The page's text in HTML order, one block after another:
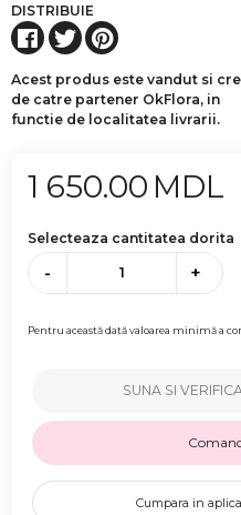
DISTRIBUIE
Acest produs este vandut si
de catre partener OkFlora, in
functie de localitatea livrarii.
1 650.00 MDL
Selecteaza cantitatea dorita
- +
Pentru această dată valoarea minimă a
SUNA SI
Cumpara in